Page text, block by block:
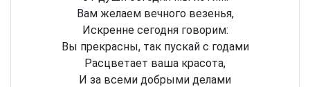
Вам желаем вечного везенья,
Искренне сегодня говорим:
Вы прекрасны, так пускай с годами
Расцветает ваша красота,
И за всеми добрыми делами